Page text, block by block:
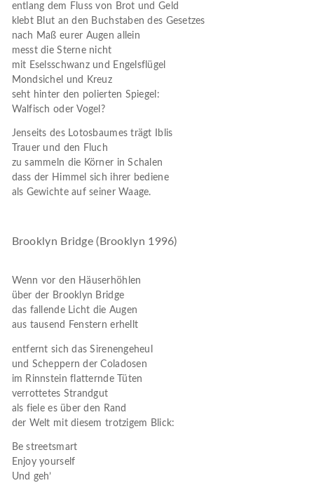
entlang dem Fluss von Brot und Geld
klebt Blut an den Buchstaben des Gesetzes
nach Maß eurer Augen allein
messt die Sterne nicht
mit Eselsschwanz und Engelsflügel
Mondsichel und Kreuz
seht hinter den polierten Spiegel:
Walfisch oder Vogel?
Jenseits des Lotosbaumes trägt Iblis
Trauer und den Fluch
zu sammeln die Körner in Schalen
dass der Himmel sich ihrer bediene
als Gewichte auf seiner Waage.
Brooklyn Bridge (Brooklyn 1996)
Wenn vor den Häuserhöhlen
über der Brooklyn Bridge
das fallende Licht die Augen
aus tausend Fenstern erhellt
entfernt sich das Sirenengeheul
und Scheppern der Coladosen
im Rinnstein flatternde Tüten
verrottetes Strandgut
als fiele es über den Rand
der Welt mit diesem trotzigem Blick:
Be streetsmart
Enjoy yourself
Und geh’